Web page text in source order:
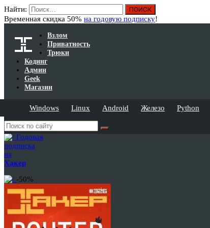
Найти:
Временная скидка 50% на годовую подписку!
Взлом
Приватность
Трюки
Кодинг
Админ
Geek
Магазин
Windows Linux Android Железо Python
Годовая
подписка
на
Хакер
-50%